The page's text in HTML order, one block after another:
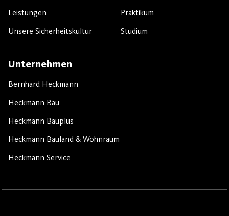
Leistungen
Unsere Sicherheitskultur
Praktikum
Studium
Unternehmen
Bernhard Heckmann
Heckmann Bau
Heckmann Bauplus
Heckmann Bauland & Wohnraum
Heckmann Service